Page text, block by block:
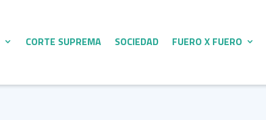
CORTE SUPREMA SOCIEDAD FUERO X FUERO